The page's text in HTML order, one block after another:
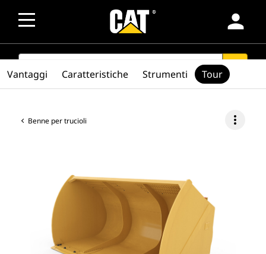
person
SEARCH search
Benne per trucioli more_vert
Vantaggi Caratteristiche Strumenti Tour